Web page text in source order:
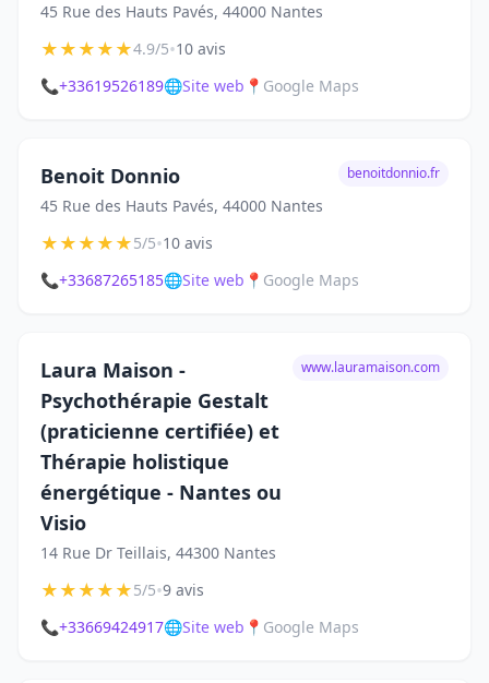
45 Rue des Hauts Pavés, 44000 Nantes
★★★★★4.9/5•10 avis
📞+33619526189🌐Site web 📍 Google Maps
Benoit Donnio
45 Rue des Hauts Pavés, 44000 Nantes
benoitdonnio.fr
★★★★★5/5•10 avis
📞+33687265185🌐Site web 📍 Google Maps
Laura Maison -
Psychothérapie Gestalt
(praticienne certifiée) et
Thérapie holistique
énergétique - Nantes ou
Visio
14 Rue Dr Teillais, 44300 Nantes
www.lauramaison.com
★★★★★5/5•9 avis
📞+33669424917🌐Site web 📍 Google Maps